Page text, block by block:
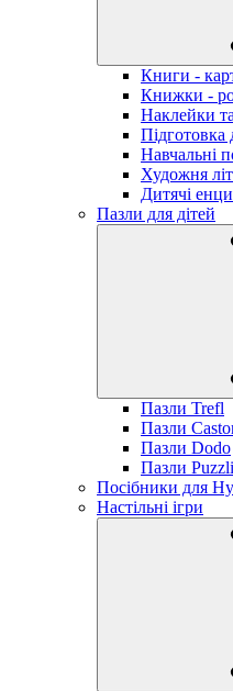
Книги -
Книжки -
Наклейки та
Підготовка
Навчальні
Художня
Дитячі
Пазли для дітей
Пазли Trefl
Пазли
Пазли Dodo
Пазли
Посібники для
Настільні ігри